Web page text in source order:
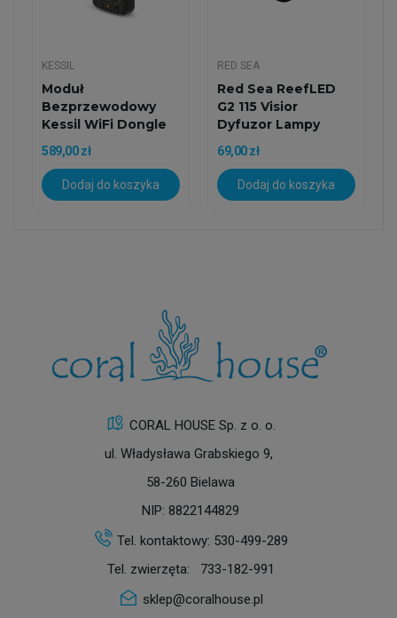
KESSIL
Moduł
Bezprzewodowy
Kessil WiFi Dongle
(do Lamp A360X,...
589,00 zł
Dodaj do koszyka
RED SEA
Red Sea ReefLED
G2 115 Visior
Dyfuzor Lampy
69,00 zł
Dodaj do koszyka
CORAL HOUSE Sp. z o. o.
ul. Władysława Grabskiego 9,
58-260 Bielawa
NIP: 8822144829
Tel. kontaktowy: 530-499-289
Tel. zwierzęta: 733-182-991
sklep@coralhouse.pl